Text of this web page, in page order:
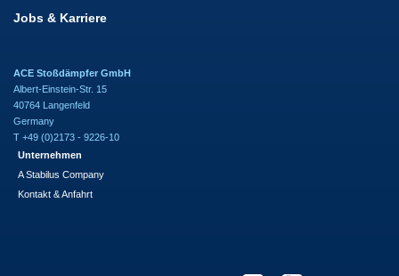
Jobs & Karriere
ACE Stoßdämpfer GmbH
Albert-Einstein-Str. 15
40764 Langenfeld
Germany
T +49 (0)2173 - 9226-10
Unternehmen
A Stabilus Company
Kontakt & Anfahrt